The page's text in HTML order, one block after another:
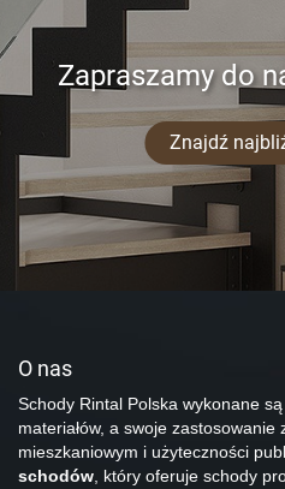
Zapraszamy do
Znajdź
O nas
Schody Rintal Polska wykonane
materiałów, a swoje
mieszkaniowym i użyteczności
schodów, który oferuje schody